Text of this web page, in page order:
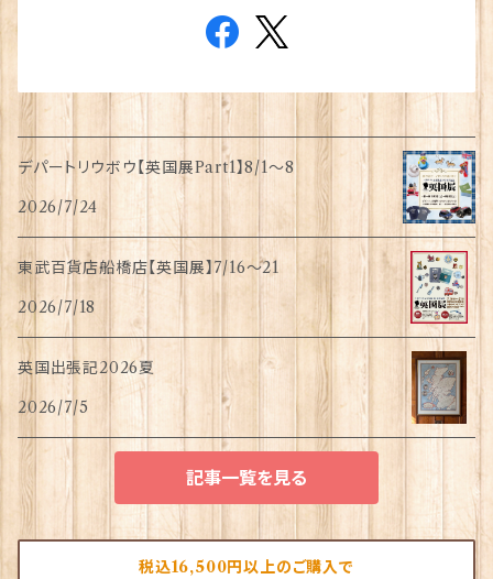
デパートリウボウ【英国展Part1】8/1〜8
2026/7/24
東武百貨店船橋店【英国展】7/16～21
2026/7/18
英国出張記2026夏
2026/7/5
記事一覧を見る
税込16,500円以上のご購入で